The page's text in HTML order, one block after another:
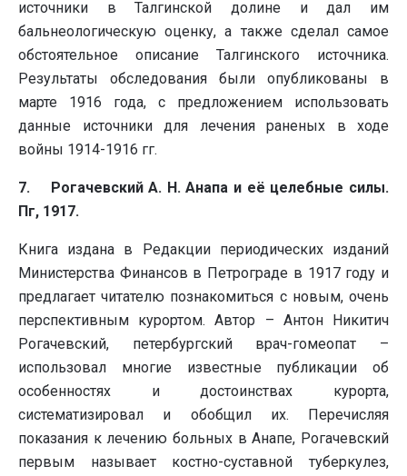
источники в Талгинской долине и дал им
бальнеологическую оценку, а также сделал самое
обстоятельное описание Талгинского источника.
Результаты обследования были опубликованы в
марте 1916 года, с предложением использовать
данные источники для лечения раненых в ходе
войны 1914-1916 гг.
7. Рогачевский А. Н. Анапа и её целебные силы.
Пг, 1917.
Книга издана в Редакции периодических изданий
Министерства Финансов в Петрограде в 1917 году и
предлагает читателю познакомиться с новым, очень
перспективным курортом. Автор – Антон Никитич
Рогачевский, петербургский врач-гомеопат –
использовал многие известные публикации об
особенностях и достоинствах курорта,
систематизировал и обобщил их. Перечисляя
показания к лечению больных в Анапе, Рогачевский
первым называет костно-суставной туберкулез,